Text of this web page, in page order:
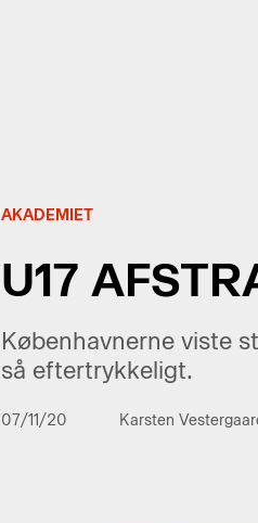
AKADEMIET
U17
Københavnerne viste
så eftertrykkeligt.
07/11/20 Karsten